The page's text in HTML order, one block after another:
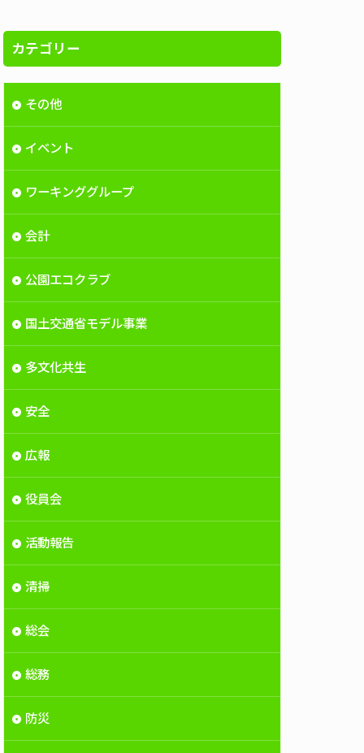
カテゴリー
その他
イベント
ワーキンググループ
会計
公園エコクラブ
国土交通省モデル事業
多文化共生
安全
広報
役員会
活動報告
清掃
総会
総務
防災